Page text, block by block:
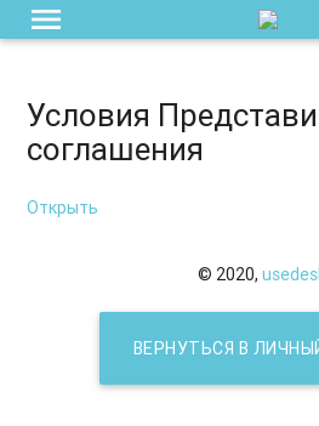
menu
Условия
соглашения
Открыть
© 2020,
ВЕРНУТЬСЯ В